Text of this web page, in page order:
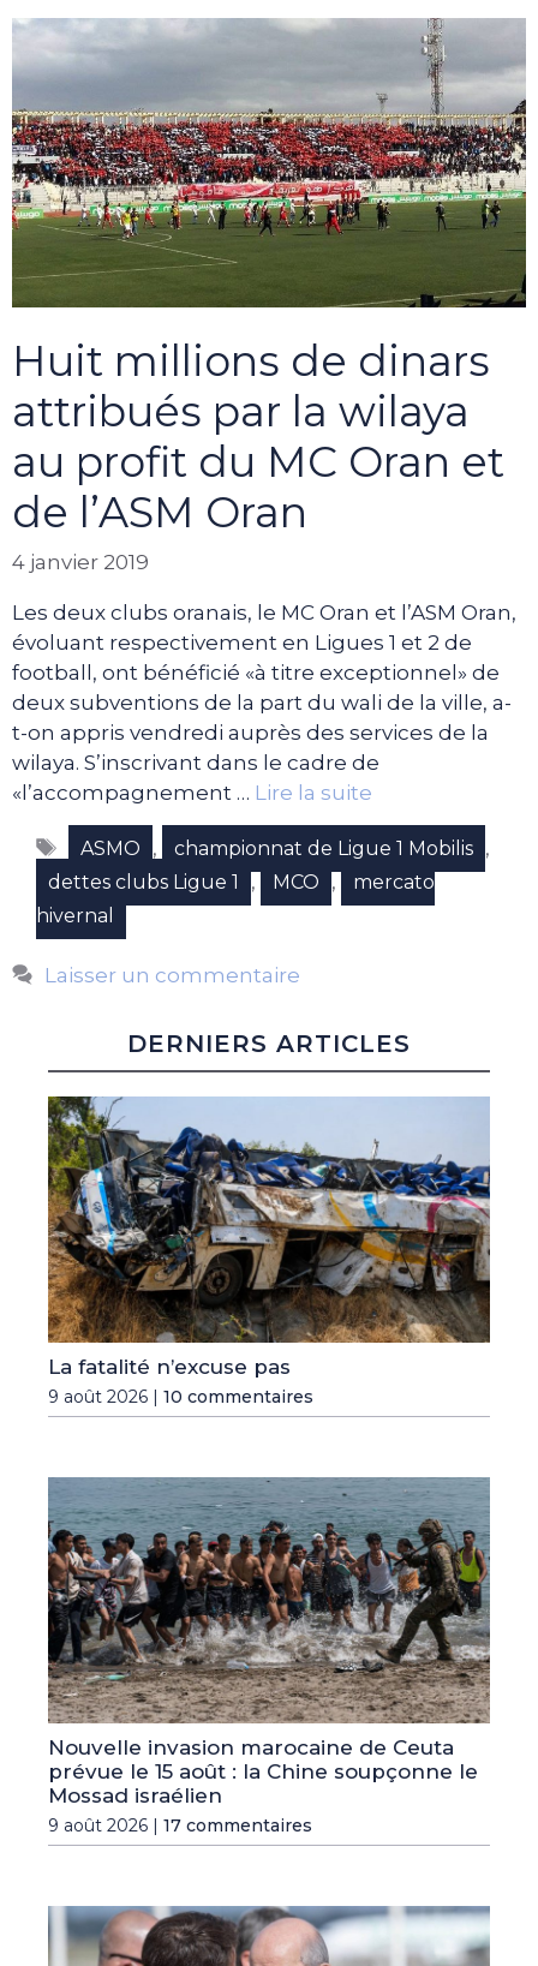
Huit millions de dinars
attribués par la wilaya
au profit du MC Oran et
de l’ASM Oran
4 janvier 2019
Les deux clubs oranais, le MC Oran et l’ASM Oran,
évoluant respectivement en Ligues 1 et 2 de
football, ont bénéficié «à titre exceptionnel» de
deux subventions de la part du wali de la ville, a-
t-on appris vendredi auprès des services de la
wilaya. S’inscrivant dans le cadre de
«l’accompagnement … Lire la suite
Étiquettes
ASMO , championnat de Ligue 1 Mobilis ,
dettes clubs Ligue 1 , MCO ,
mercato
hivernal
Laisser un commentaire
DERNIERS ARTICLES
La fatalité n’excuse pas
9 août 2026 | 10 commentaires
Nouvelle invasion marocaine de Ceuta
prévue le 15 août : la Chine soupçonne le
Mossad israélien
9 août 2026 | 17 commentaires